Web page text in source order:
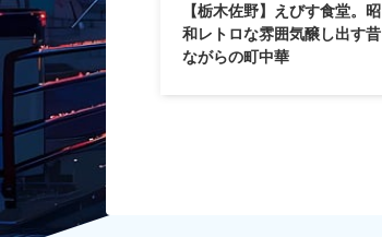
【栃木佐野】えびす食堂。昭
和レトロな雰囲気醸し出す昔
ながらの町中華